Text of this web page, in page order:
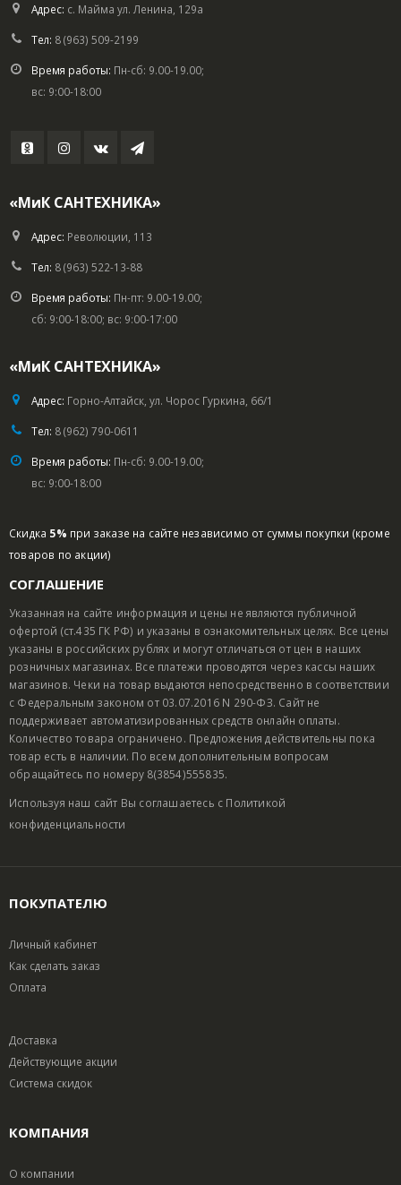
Адрес: с. Майма ул. Ленина, 129а
Тел: 8 (963) 509-2199
Время работы: Пн-сб: 9.00-19.00;
вс: 9:00-18:00
«МиК САНТЕХНИКА»
Адрес: Революции, 113
Тел: 8 (963) 522-13-88
Время работы: Пн-пт: 9.00-19.00;
сб: 9:00-18:00; вс: 9:00-17:00
«МиК САНТЕХНИКА»
Адрес: Горно-Алтайск, ул. Чорос Гуркина, 66/1
Тел: 8 (962) 790-0611
Время работы: Пн-сб: 9.00-19.00;
вс: 9:00-18:00
Скидка 5% при заказе на сайте независимо от суммы покупки (кроме
товаров по акции)
СОГЛАШЕНИЕ
Указанная на сайте информация и цены не являются публичной
офертой (ст.435 ГК РФ) и указаны в ознакомительных целях. Все цены
указаны в российских рублях и могут отличаться от цен в наших
розничных магазинах. Все платежи проводятся через кассы наших
магазинов. Чеки на товар выдаются непосредственно в соответствии
с Федеральным законом от 03.07.2016 N 290-ФЗ. Сайт не
поддерживает автоматизированных средств онлайн оплаты.
Количество товара ограничено. Предложения действительны пока
товар есть в наличии. По всем дополнительным вопросам
обращайтесь по номеру 8(3854)555835.
Используя наш сайт Вы соглашаетесь с Политикой
конфиденциальности
ПОКУПАТЕЛЮ
Личный кабинет
Как сделать заказ
Оплата
Доставка
Действующие акции
Система скидок
КОМПАНИЯ
О компании